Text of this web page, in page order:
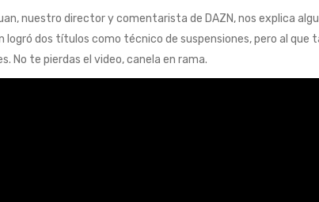
nuestro director y comentarista de DAZN, nos explica
logró dos títulos como técnico de suspensiones, pero al que
No te pierdas el video, canela en rama.